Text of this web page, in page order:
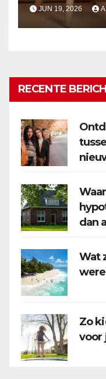
JUN 19, 2026
RECENTE
dan
Wat
Zo
voor